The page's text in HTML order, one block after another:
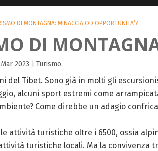
DI MONTAGNA: MINACCIA OD OPPORTUNITA’?
DI
2023 Turismo
del Tibet. Sono già in molti gli
alcuni sport estremi come
Come direbbe un adagio
attività turistiche oltre i 6500, ossia
turistiche locali. Ma la convivenza